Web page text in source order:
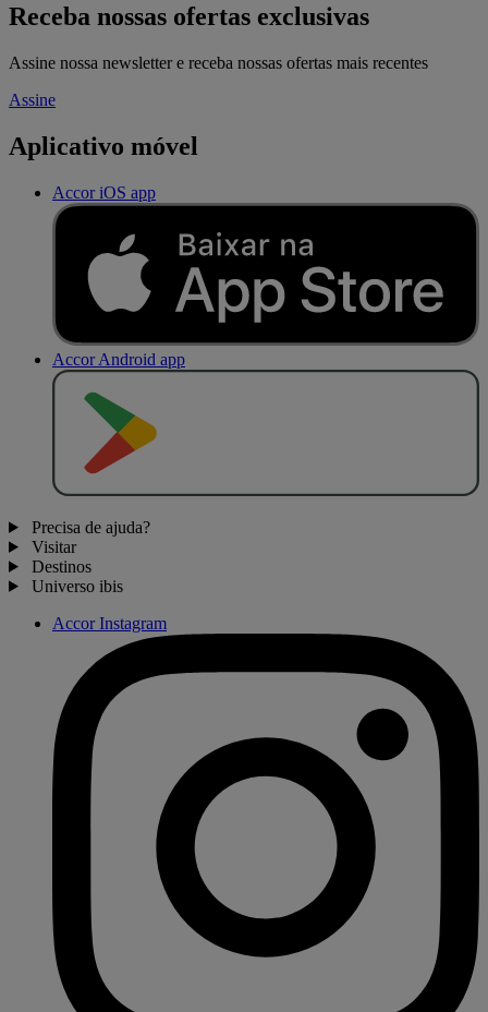
Receba nossas ofertas exclusivas
Assine nossa newsletter e receba nossas ofertas mais recentes
Assine
Aplicativo móvel
Accor iOS app
Accor Android app
Precisa de ajuda?
Visitar
Destinos
Universo ibis
Accor Instagram